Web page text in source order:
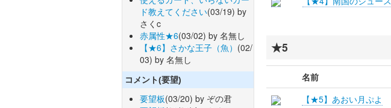
ド教えてください(03/19) by
さくc
赤属性★6(03/02) by 名無し
【★6】さかな王子（魚） (02/
03) by 名無し
コメント(要望)
要望板(03/20) by ぞの君
★5
名前
【★5】あおい月ぷよ